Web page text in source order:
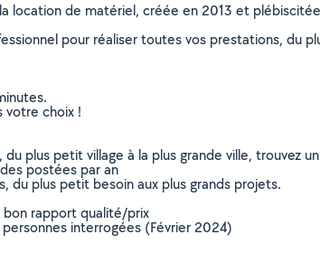
location de matériel, créée en 2013 et
pour réaliser toutes vos prestations, du
votre choix !
plus petit village à la plus grande ville, trouvez
postées par an
du plus petit besoin aux plus grands projets.
bon rapport qualité/prix
interrogées (Février 2024)